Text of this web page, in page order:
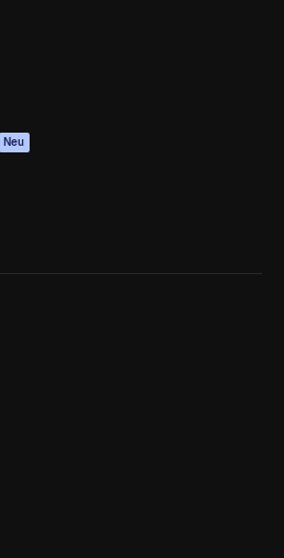
Neu